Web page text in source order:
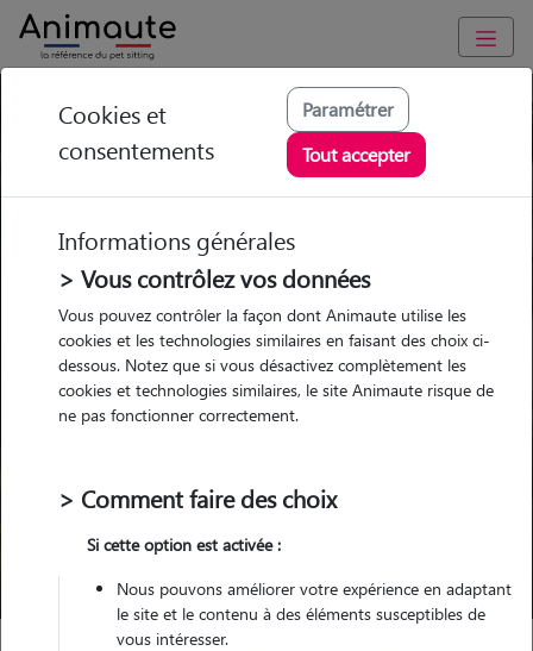
Trouvez votre gardien idéal !
Garde
chez le Pet Sitter
Garde
chez le Pet Sitter Visites
Visites
Pour quel animal ?
Trouver mon Pet Sitter
Cookies et
consentements
Paramétrer
Tout accepter
Informations générales
> Vous contrôlez vos données
Vous pouvez contrôler la façon dont Animaute utilise les
cookies et les technologies similaires en faisant des choix ci-
dessous. Notez que si vous désactivez complètement les
cookies et technologies similaires, le site Animaute risque de
ne pas fonctionner correctement.
> Comment faire des choix
Si cette option est activée :
Nous pouvons améliorer votre expérience en adaptant
le site et le contenu à des éléments susceptibles de
vous intéresser.